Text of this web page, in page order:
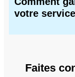
votre
Faites